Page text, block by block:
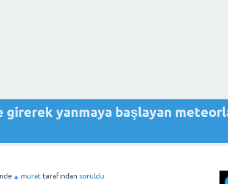
girerek yanmaya başlayan
♦ murat tarafından soruldu